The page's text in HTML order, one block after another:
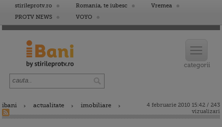
stirileprotv.ro Romania, te iubesc
Vremea
PROTV NEWS
VOYO
ibani actualitate imobiliare
4 februarie 2010 15:42 / 243
vizualizari